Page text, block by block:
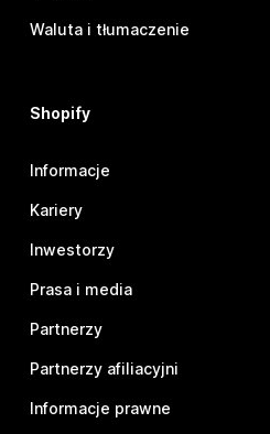
Waluta i tłumaczenie
Shopify
Informacje
Kariery
Inwestorzy
Prasa i media
Partnerzy
Partnerzy afiliacyjni
Informacje prawne